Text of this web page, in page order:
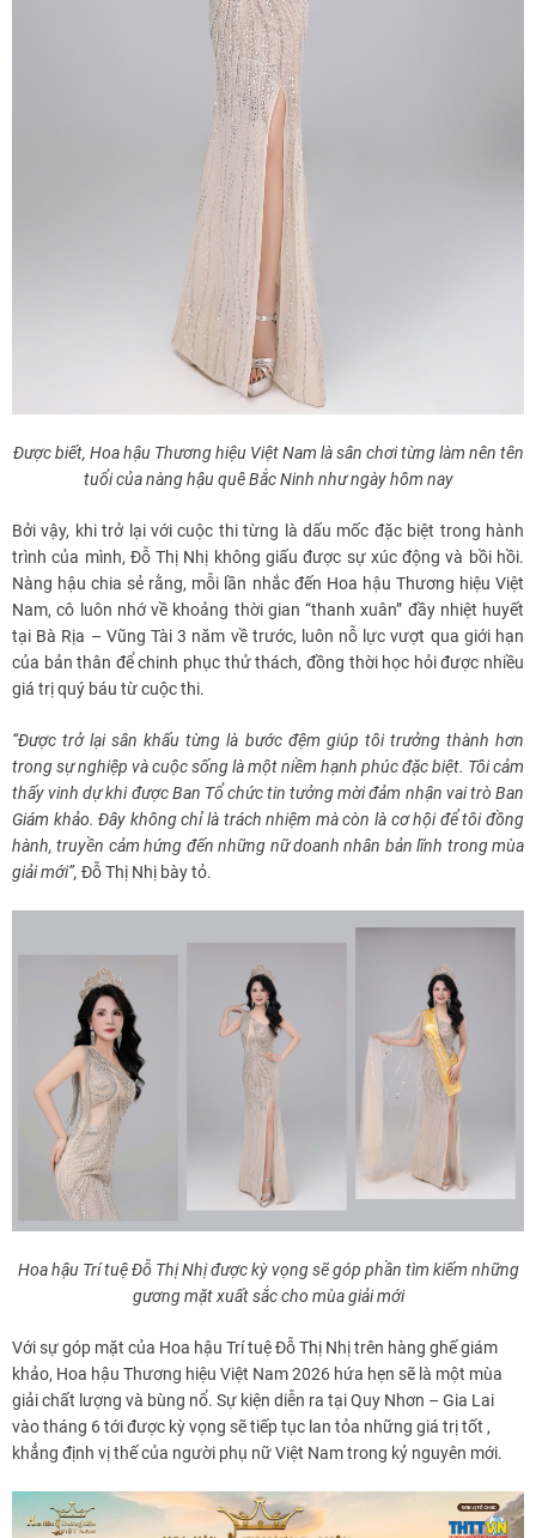
Được biết, Hoa hậu Thương hiệu Việt Nam là sân chơi từng làm nên tên
tuổi của nàng hậu quê Bắc Ninh như ngày hôm nay
Bởi vậy, khi trở lại với cuộc thi từng là dấu mốc đặc biệt trong hành
trình của mình, Đỗ Thị Nhị không giấu được sự xúc động và bồi hồi.
Nàng hậu chia sẻ rằng, mỗi lần nhắc đến Hoa hậu Thương hiệu Việt
Nam, cô luôn nhớ về khoảng thời gian “thanh xuân” đầy nhiệt huyết
tại Bà Rịa – Vũng Tài 3 năm về trước, luôn nỗ lực vượt qua giới hạn
của bản thân để chinh phục thử thách, đồng thời học hỏi được nhiều
giá trị quý báu từ cuộc thi.
“Được trở lại sân khấu từng là bước đệm giúp tôi trưởng thành hơn
trong sự nghiệp và cuộc sống là một niềm hạnh phúc đặc biệt. Tôi cảm
thấy vinh dự khi được Ban Tổ chức tin tưởng mời đảm nhận vai trò Ban
Giám khảo. Đây không chỉ là trách nhiệm mà còn là cơ hội để tôi đồng
hành, truyền cảm hứng đến những nữ doanh nhân bản lĩnh trong mùa
giải mới”, Đỗ Thị Nhị bày tỏ.
Hoa hậu Trí tuệ Đỗ Thị Nhị được kỳ vọng sẽ góp phần tìm kiếm những
gương mặt xuất sắc cho mùa giải mới
Với sự góp mặt của Hoa hậu Trí tuệ Đỗ Thị Nhị trên hàng ghế giám
khảo, Hoa hậu Thương hiệu Việt Nam 2026 hứa hẹn sẽ là một mùa
giải chất lượng và bùng nổ. Sự kiện diễn ra tại Quy Nhơn – Gia Lai
vào tháng 6 tới được kỳ vọng sẽ tiếp tục lan tỏa những giá trị tốt ,
khẳng định vị thế của người phụ nữ Việt Nam trong kỷ nguyên mới.